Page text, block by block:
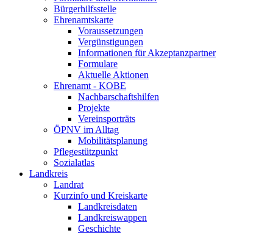
Bürgerhilfsstelle
Ehrenamtskarte
Voraussetzungen
Vergünstigungen
Informationen für Akzeptanzpartner
Formulare
Aktuelle Aktionen
Ehrenamt - KOBE
Nachbarschaftshilfen
Projekte
Vereinsporträts
ÖPNV im Alltag
Mobilitätsplanung
Pflegestützpunkt
Sozialatlas
Landkreis
Landrat
Kurzinfo und Kreiskarte
Landkreisdaten
Landkreiswappen
Geschichte